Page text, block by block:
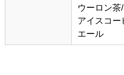
ウーロン
アイスコー
エール